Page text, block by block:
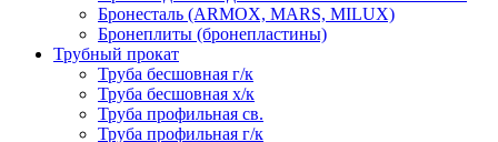
Бронесталь (ARMOX, MARS, MILUX)
Бронеплиты (бронепластины)
Трубный прокат
Труба бесшовная г/к
Труба бесшовная х/к
Труба профильная св.
Труба профильная г/к